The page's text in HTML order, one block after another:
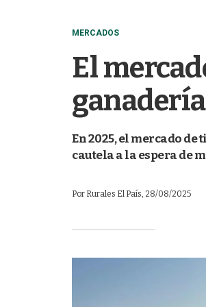
MERCADOS
El
En 2025, el mercado
cautela a la espera de
Por Rurales El País, 28/08/2025